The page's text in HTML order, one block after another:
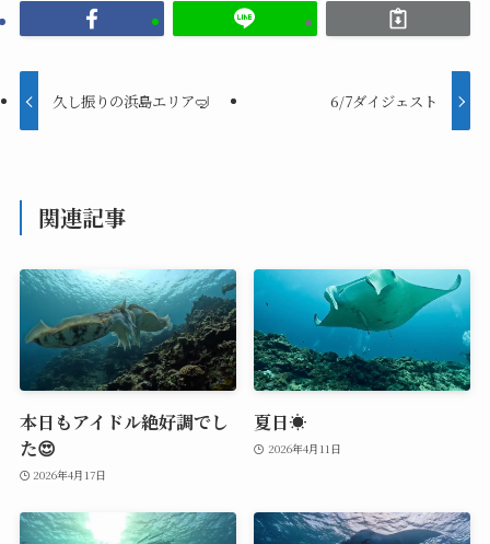
久し振りの浜島エリア🤿 6/7ダイジェスト
関連記事
本日もアイドル絶好調でし
た😍
2026年4月17日
夏日☀️
2026年4月11日